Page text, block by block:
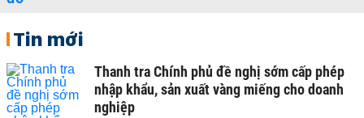
Tin mới
Thanh tra Chính phủ đề nghị sớm cấp phép
nhập khẩu, sản xuất vàng miếng cho doanh
nghiệp